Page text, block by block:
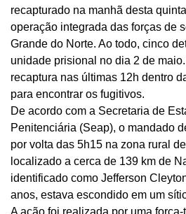
recapturado na manhã desta
operação integrada das forças de
Grande do Norte. Ao todo, cinco
unidade prisional no dia 2 de
recaptura nas últimas 12h dentro
para encontrar os fugitivos.
De acordo com a Secretaria de
Penitenciária (Seap), o mandado
por volta das 5h15 na zona rural
localizado a cerca de 139 km de
identificado como Jefferson
anos, estava escondido em um
A ação foi realizada por uma